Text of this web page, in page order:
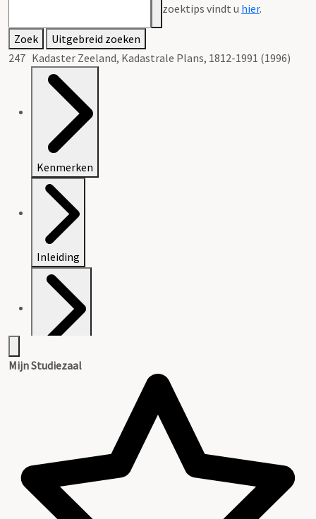
zoektips vindt u hier.
Zoek
Uitgebreid zoeken
247 Kadaster Zeeland, Kadastrale Plans, 1812-1991 (1996)
Kenmerken
Inleiding
Mijn Studiezaal